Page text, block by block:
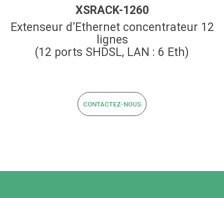
XSRACK-1260
Extenseur d’Ethernet concentrateur 12
lignes
(12 ports SHDSL, LAN : 6 Eth)
CONTACTEZ-NOUS